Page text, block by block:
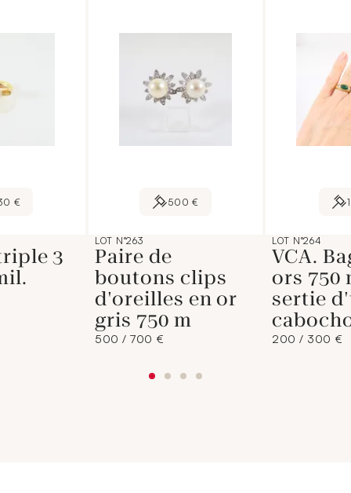
€
3
500 €
LOT N°263
Paire de
boutons clips
d'oreilles en or
gris 750 m
500 / 700 €
LOT N°264
VCA.
ors 750
sertie
200 / 300 €